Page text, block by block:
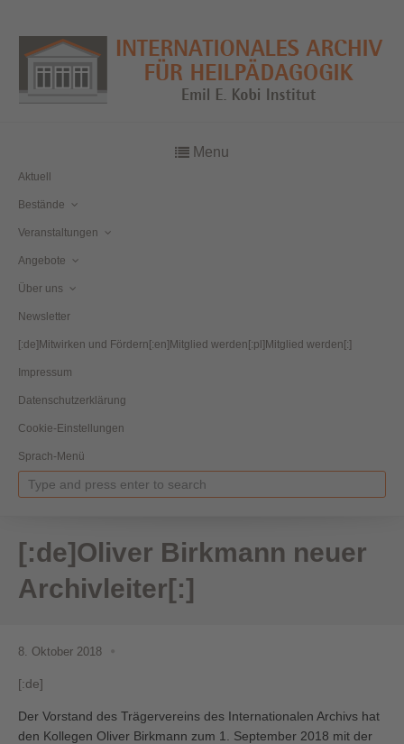
Menu
Aktuell
Bestände
Veranstaltungen
Angebote
Über uns
Newsletter
[:de]Mitwirken und Fördern[:en]Mitglied werden[:pl]Mitglied werden[:]
Impressum
Datenschutzerklärung
Cookie-Einstellungen
Sprach-Menü
[:de]Oliver Birkmann neuer
Archivleiter[:]
8. Oktober 2018
[:de]
Der Vorstand des Trägervereins des Internationalen Archivs hat
den Kollegen Oliver Birkmann zum 1. September 2018 mit der